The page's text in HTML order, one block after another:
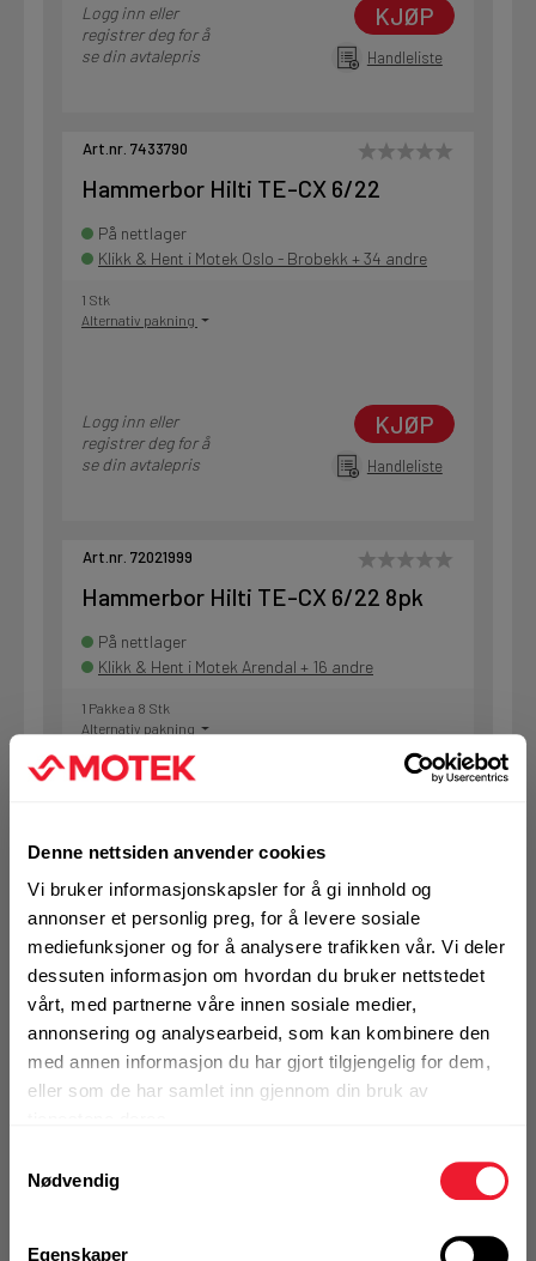
Denne nettsiden anvender cookies
Vi bruker informasjonskapsler for å gi innhold og
annonser et personlig preg, for å levere sosiale
mediefunksjoner og for å analysere trafikken vår. Vi deler
dessuten informasjon om hvordan du bruker nettstedet
vårt, med partnerne våre innen sosiale medier,
annonsering og analysearbeid, som kan kombinere den
med annen informasjon du har gjort tilgjengelig for dem,
eller som de har samlet inn gjennom din bruk av
Nødvendig
Egenskaper
Logg inn eller
registrer deg for å
se din avtalepris
KJØP
Handleliste
Art.nr. 7433790
Hammerbor Hilti TE-CX 6/22
På nettlager
Klikk & Hent i Motek Oslo - Brobekk + 34 andre
1 Stk
Alternativ pakning
Logg inn eller
registrer deg for å
se din avtalepris
KJØP
Handleliste
Art.nr. 72021999
Hammerbor Hilti TE-CX 6/22 8pk
På nettlager
Klikk & Hent i Motek Arendal + 16 andre
1 Pakke a 8 Stk
Alternativ pakning
registrer deg for å
Art.nr. 72022028
Hammerbor Hilti TE-CX 6/22 16pk
På nettlager
Klikk & Hent i Motek Tromsø + 10 andre